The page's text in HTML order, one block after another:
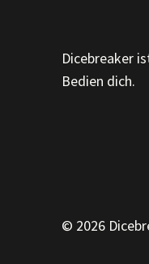
Dicebreaker
Bedien dich.
© 2026